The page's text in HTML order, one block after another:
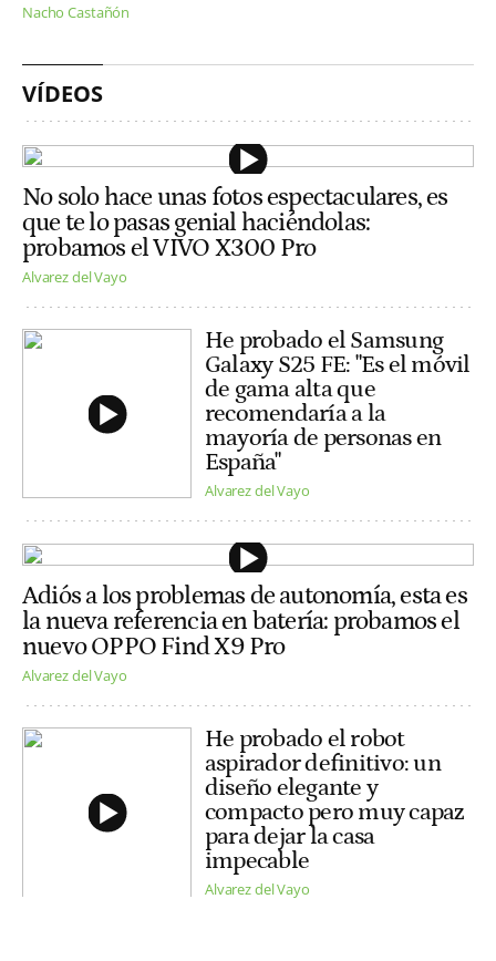
Nacho Castañón
VÍDEOS
No solo hace unas fotos espectaculares, es
que te lo pasas genial haciéndolas:
probamos el VIVO X300 Pro
Alvarez del Vayo
He probado el Samsung
Galaxy S25 FE: "Es el móvil
de gama alta que
recomendaría a la
mayoría de personas en
España"
Alvarez del Vayo
Adiós a los problemas de autonomía, esta es
la nueva referencia en batería: probamos el
nuevo OPPO Find X9 Pro
Alvarez del Vayo
He probado el robot
aspirador definitivo: un
diseño elegante y
compacto pero muy capaz
para dejar la casa
impecable
Alvarez del Vayo